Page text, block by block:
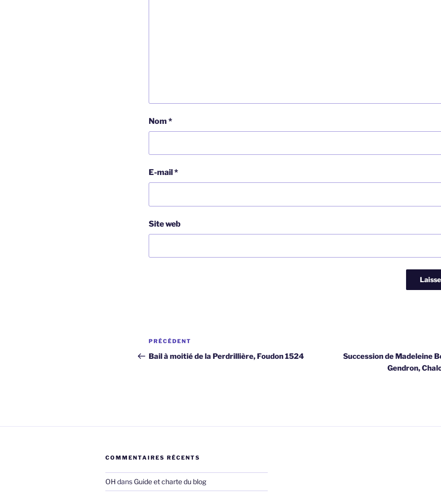
Nom *
E-mail *
Site web
Navigation
de
Article
précédent
PRÉCÉDENT
Bail à moitié de la Perdrillière, Foudon 1524
Succession de Madeleine
Gendron,
COMMENTAIRES RÉCENTS
OH dans Guide et charte du blog